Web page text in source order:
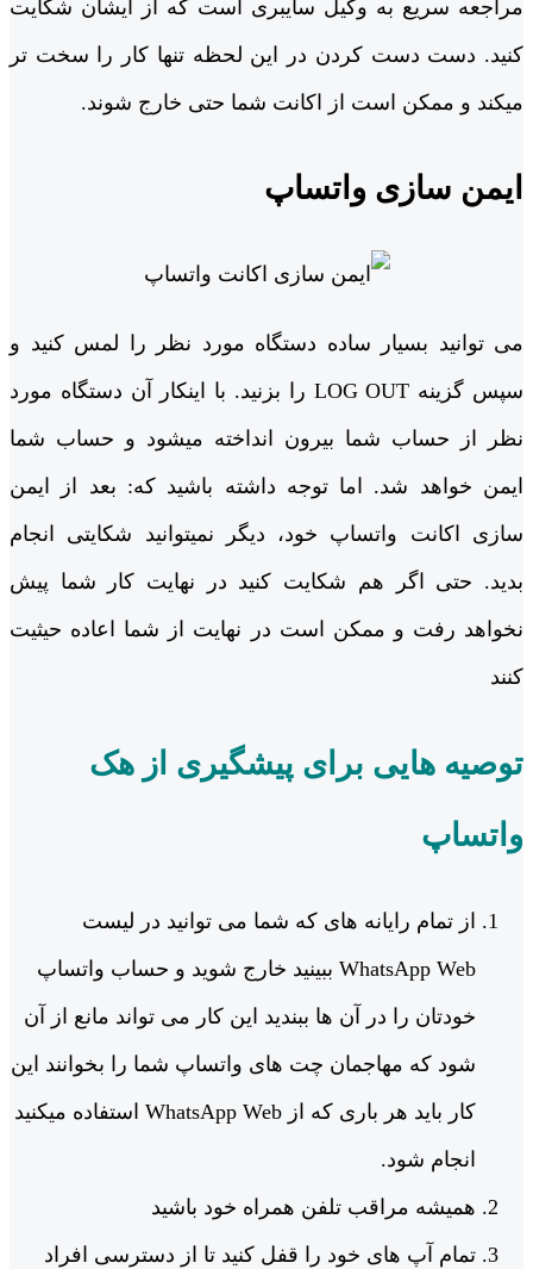
مراجعه سریع به وکیل سایبری است که از ایشان شکایت
کنید. دست دست کردن در این لحظه تنها کار را سخت تر
میکند و ممکن است از اکانت شما حتی خارج شوند.
ایمن سازی واتساپ
می توانید بسیار ساده دستگاه مورد نظر را لمس کنید و
سپس گزینه LOG OUT را بزنید. با اینکار آن دستگاه مورد
نظر از حساب شما بیرون انداخته میشود و حساب شما
ایمن خواهد شد. اما توجه داشته باشید که: بعد از ایمن
سازی اکانت واتساپ خود، دیگر نمیتوانید شکایتی انجام
بدید. حتی اگر هم شکایت کنید در نهایت کار شما پیش
نخواهد رفت و ممکن است در نهایت از شما اعاده حیثیت
کنند
توصیه هایی برای پیشگیری از هک
واتساپ
از تمام رایانه های که شما می توانید در لیست
WhatsApp Web ببینید خارج شوید و حساب واتساپ
خودتان را در آن ها ببندید این کار می تواند مانع از آن
شود که مهاجمان چت های واتساپ شما را بخوانند این
کار باید هر باری که از WhatsApp Web استفاده میکنید
انجام شود.
همیشه مراقب تلفن همراه خود باشید
تمام آپ های خود را قفل کنید تا از دسترسی افراد